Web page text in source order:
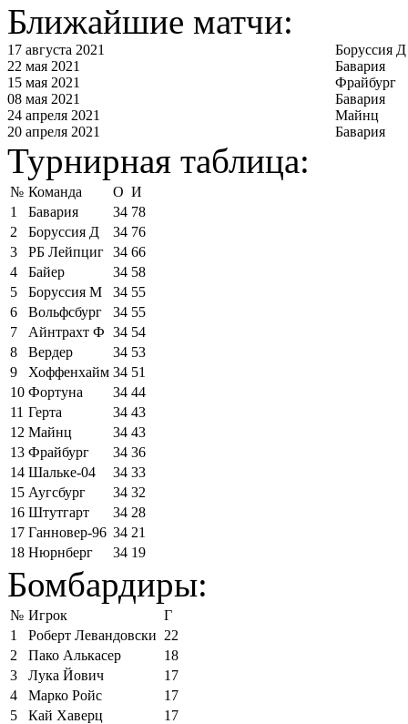
Ближайшие матчи:
17 августа 2021
Боруссия Д
22 мая 2021
Бавария
15 мая 2021
Фрайбург
08 мая 2021
Бавария
24 апреля 2021
Майнц
20 апреля 2021
Бавария
Турнирная таблица:
№ Команда О И
1
Бавария 34 78
2
Боруссия Д 34 76
3
РБ Лейпциг 34 66
4
Байер 34 58
5
Боруссия М 34 55
6
Вольфсбург 34 55
7
Айнтрахт Ф 34 54
8
Вердер 34 53
9
Хоффенхайм 34 51
10 Фортуна 34 44
11 Герта 34 43
12 Майнц 34 43
13 Фрайбург 34 36
14 Шальке-04 34 33
15 Аугсбург 34 32
16 Штутгарт 34 28
17 Ганновер-96 34 21
18 Нюрнберг 34 19
Бомбардиры:
№ Игрок
Г
1
Роберт Левандовски 22
2
Пако Алькасер
18
3
Лука Йович
17
4
Марко Ройс
17
5
Кай Хаверц
17